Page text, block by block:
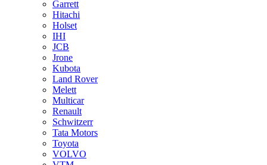
Garrett
Hitachi
Holset
IHI
JCB
Jrone
Kubota
Land Rover
Melett
Multicar
Renault
Schwitzerr
Tata Motors
Toyota
VOLVO